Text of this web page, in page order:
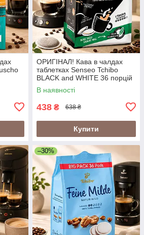
ОРИГІНАЛ! Кава в чалдах
таблетках Senseo Tchibo
BLACK and WHITE 36 порцій
Сенсео монодози 62 мм
міцна кава
В наявності
438 ₴ 638 ₴
Купити
–30%